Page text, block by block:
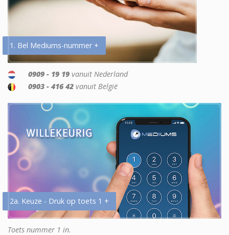
1. Bel Mediums-nummer +
0909 - 19 19 vanuit Nederland
0903 - 416 42 vanuit België
2a. Keuze - Druk op toets 1 +
Toets nummer 1 in.